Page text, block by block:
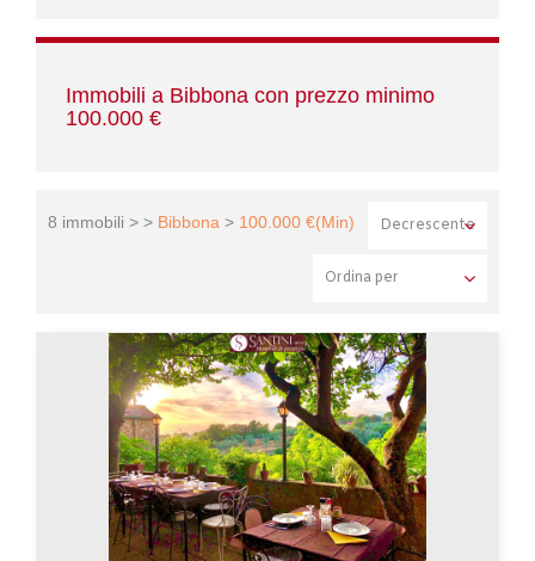
Immobili a Bibbona con prezzo minimo
100.000 €
8 immobili > > Bibbona > 100.000 €(Min)